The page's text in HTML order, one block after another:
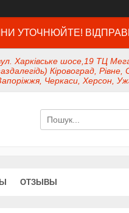
УТОЧНЮЙТЕ!
Харківське шосе,19 ТЦ
Кіровоград,
Черкаси, Херсон,
ОТЗЫВЫ